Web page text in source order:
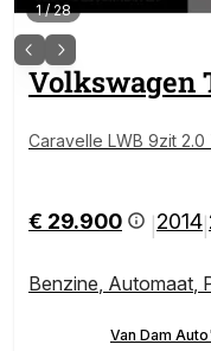
1/28
Volkswagen
Caravelle LWB 9zit 2.0
€ 29.900 2014
Benzine, Automaat,
Van Dam